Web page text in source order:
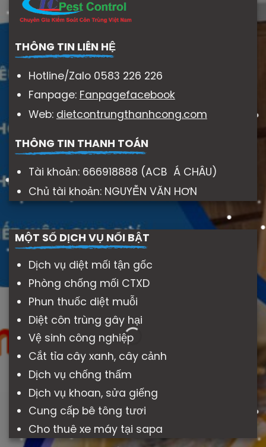
THÔNG TIN LIÊN HỆ
Hotline/Zalo 0583 226 226
Fanpage: Fanpagefacebook
Web: dietcontrungthanhcong.com
THÔNG TIN THANH TOÁN
Tài khoản: 666918888 (ACB Á CHÂU)
Chủ tài khoản: NGUYỄN VĂN HƠN
MỘT SỐ DỊCH VỤ NỔI BẬT
Dịch vụ diệt mối tận gốc
Phòng chống mối CTXD
Phun thuốc diệt muỗi
Diệt côn trùng gây hại
Vệ sinh công nghiệp
Cắt tỉa cây xanh, cây cảnh
Dịch vụ chống thấm
Dịch vụ khoan, sửa giếng
Cung cấp bê tông tươi
Cho thuê xe máy tại sapa